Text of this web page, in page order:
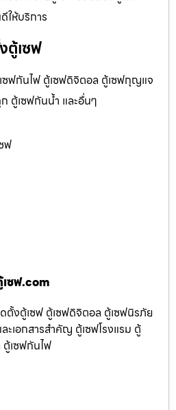
ห้บริการ
ตู้เซฟ
ซฟกันไฟ ตู้เซฟดิจิตอล ตู้เซฟกุญแจ
ตู้เซฟกันน้ำ และอื่นๆ
ฟ
ซฟ.com
ตั้งตู้เซฟ ตู้เซฟดิจิตอล ตู้เซฟนิรภัย
ะเอกสารสำคัญ ตู้เซฟโรงแรม ตู้
เซฟกันไฟ